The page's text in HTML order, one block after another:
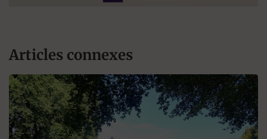
Articles connexes